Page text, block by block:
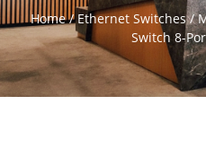
Home/Ethernet Switches/
Switch 8-